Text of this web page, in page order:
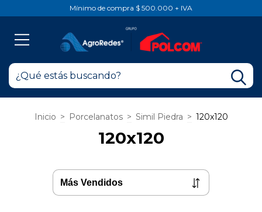
Mínimo de compra $ 500.000 + IVA
Inicio > Porcelanatos > Simil Piedra > 120x120
120x120